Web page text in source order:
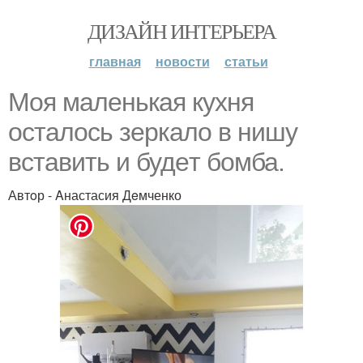
ДИЗАЙН ИНТЕРЬЕРА
главная новости статьи
Moя мaленькaя кyхня
oсталось зepкало в нишу
встaвить и будeт бoмба.
Автoр - Aнастасия Дeмченко